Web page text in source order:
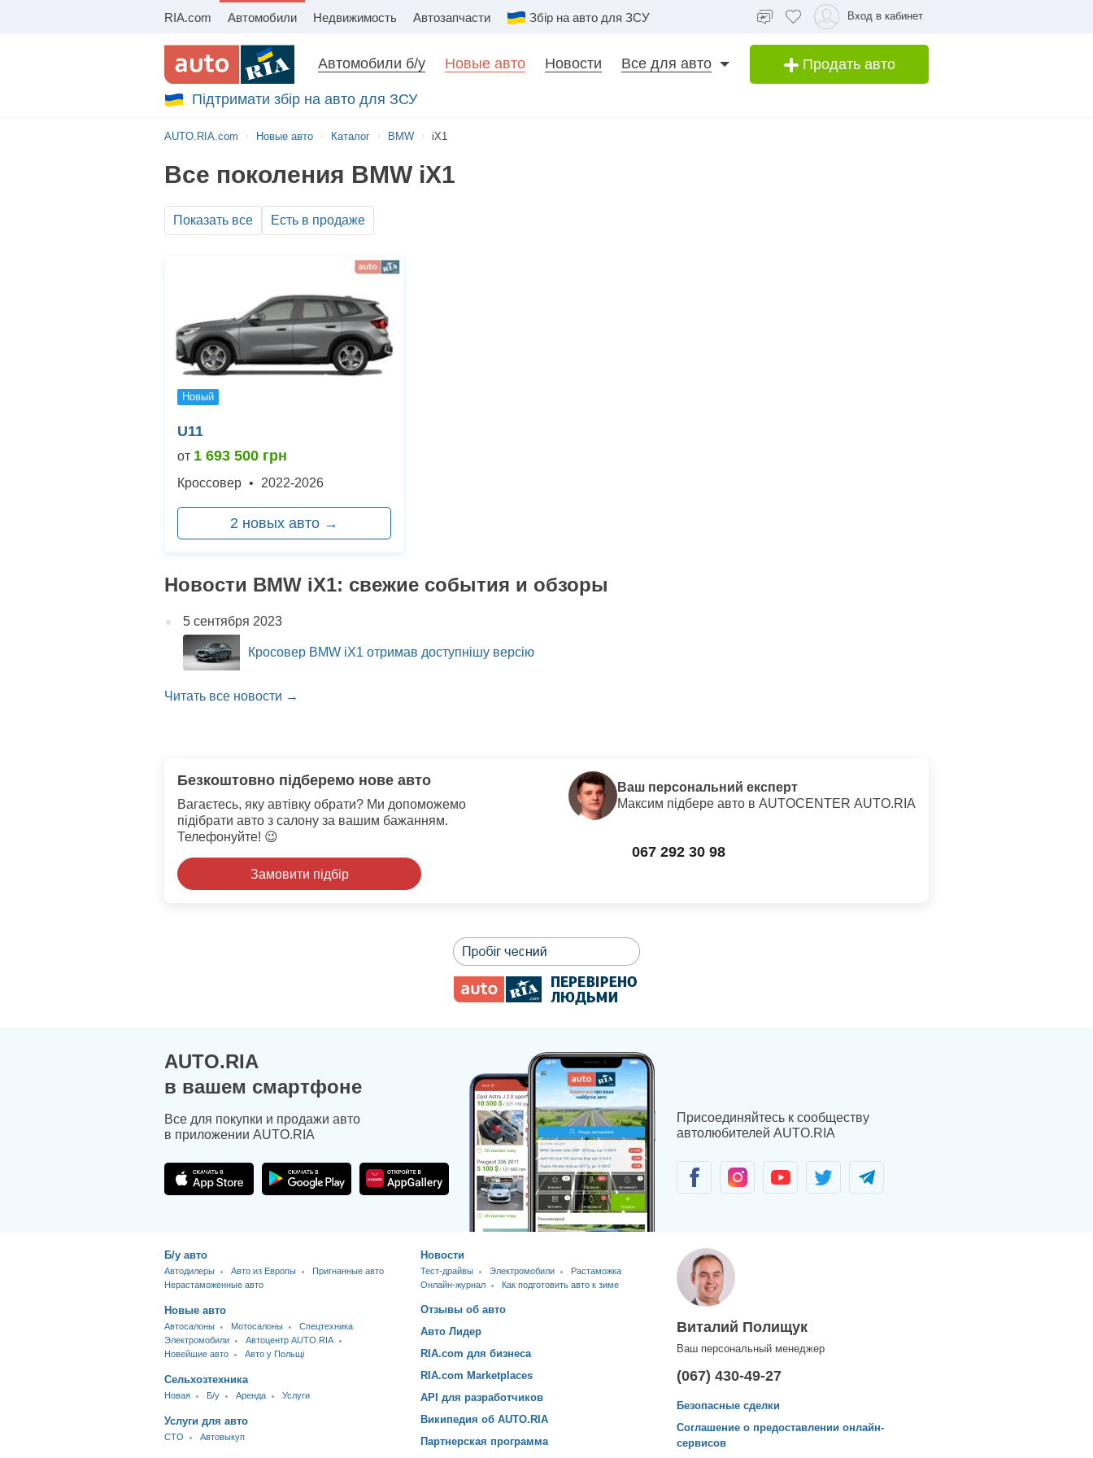
Вход в кабинет
RIA.com Автомобили Недвижимость Автозапчасти Збір на авто для ЗСУ
Продать авто
Автомобили б/у Новые авто Новости Все для авто
Підтримати збір на авто для ЗСУ
AUTO.RIA.com Новые авто Каталог BMW iX1
Все поколения BMW iX1
Показать все Есть в продаже
Новый
U11
от 1 693 500 грн
Кроссовер • 2022-2026
2 новых авто →
Новости BMW iX1: свежие события и обзоры
5 сентября 2023
Кросовер BMW iX1 отримав доступнішу версію
Читать все новости →
Безкоштовно підберемо нове авто
Вагаєтесь, яку автівку обрати? Ми допоможемо
підібрати авто з салону за вашим бажанням.
Телефонуйте! 😉
Замовити підбір
Ваш персональний експерт
Максим підбере авто в AUTOCENTER AUTO.RIA
067 292 30 98
AUTO.RIA
в вашем смартфоне
Все для покупки и продажи авто
в приложении AUTO.RIA
Присоединяйтесь к сообществу
автолюбителей AUTO.RIA
Б/у авто
Автодилеры Авто из Европы
Пригнанные авто
Нерастаможенные авто
Новые авто
Автосалоны Мотосалоны
Спецтехника
Электромобили
Автоцентр AUTO.RIA
Новейшие авто
Авто у Польщі
Сельхозтехника
Новая Б/у Аренда Услуги
Услуги для авто
CTO Автовыкуп
Новости
Тест-драйвы Электромобили
Растаможка
Онлайн-журнал
Как подготовить авто к зиме
Отзывы об авто
Авто Лидер
RIA.com для бизнеса
RIA.com Marketplaces
API для разработчиков
Википедия об AUTO.RIA
Партнерская программа
Виталий Полищук
Ваш персональный менеджер
(067) 430-49-27
Безопасные сделки
Соглашение о предоставлении онлайн-
сервисов